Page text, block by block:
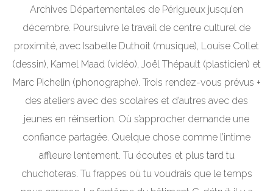
Archives Départementales de Périgueux jusqu’en
décembre. Poursuivre le travail de centre culturel de
proximité, avec Isabelle Duthoit (musique), Louise Collet
(dessin), Kamel Maad (vidéo), Joël Thépault (plasticien) et
Marc Pichelin (phonographe). Trois rendez-vous prévus +
des ateliers avec des scolaires et d’autres avec des
jeunes en réinsertion. Où s’approcher demande une
confiance partagée. Quelque chose comme l’intime
affleure lentement. Tu écoutes et plus tard tu
chuchoteras. Tu frappes où tu voudrais que le temps